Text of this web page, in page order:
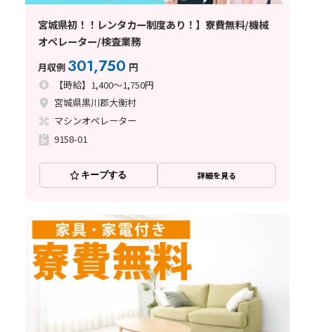
宮城県初！！レンタカー制度あり！】寮費無料/機械
オペレーター/検査業務
月収例 301,750 円
【時給】1,400～1,750円
宮城県黒川郡大衡村
マシンオペレーター
9158-01
キープする 詳細を見る